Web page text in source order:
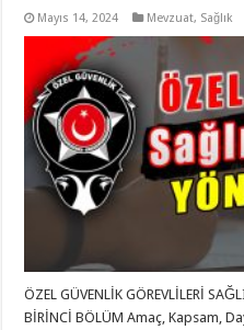
Mayıs 14, 2024 Mevzuat, Sağlık
ÖZEL GÜVENLİK GÖREVLİLERİ
BİRİNCİ BÖLÜM Amaç, Kapsam,